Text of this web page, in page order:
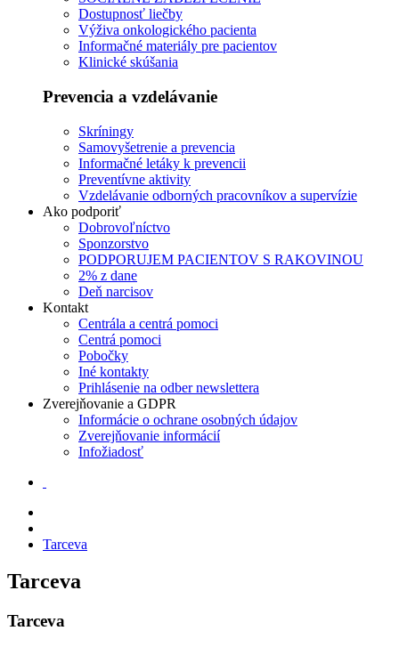
Dostupnosť liečby
Výživa onkologického pacienta
Informačné materiály pre pacientov
Klinické skúšania
Prevencia a vzdelávanie
Skríningy
Samovyšetrenie a prevencia
Informačné letáky k prevencii
Preventívne aktivity
Vzdelávanie odborných pracovníkov a supervízie
Ako podporiť
Dobrovoľníctvo
Sponzorstvo
PODPORUJEM PACIENTOV S RAKOVINOU
2% z dane
Deň narcisov
Kontakt
Centrála a centrá pomoci
Centrá pomoci
Pobočky
Iné kontakty
Prihlásenie na odber newslettera
Zverejňovanie a GDPR
Informácie o ochrane osobných údajov
Zverejňovanie informácií
Infožiadosť
Tarceva
Tarceva
Tarceva